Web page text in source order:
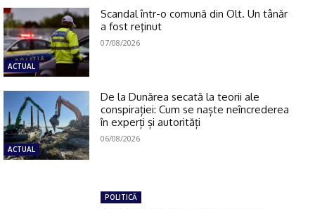
ACTUAL
Scandal într-o comună din Olt. Un tânăr
a fost reţinut
07/08/2026
ACTUAL
De la Dunărea secată la teorii ale
conspirației: Cum se naște neîncrederea
în experți și autorități
06/08/2026
POLITICĂ